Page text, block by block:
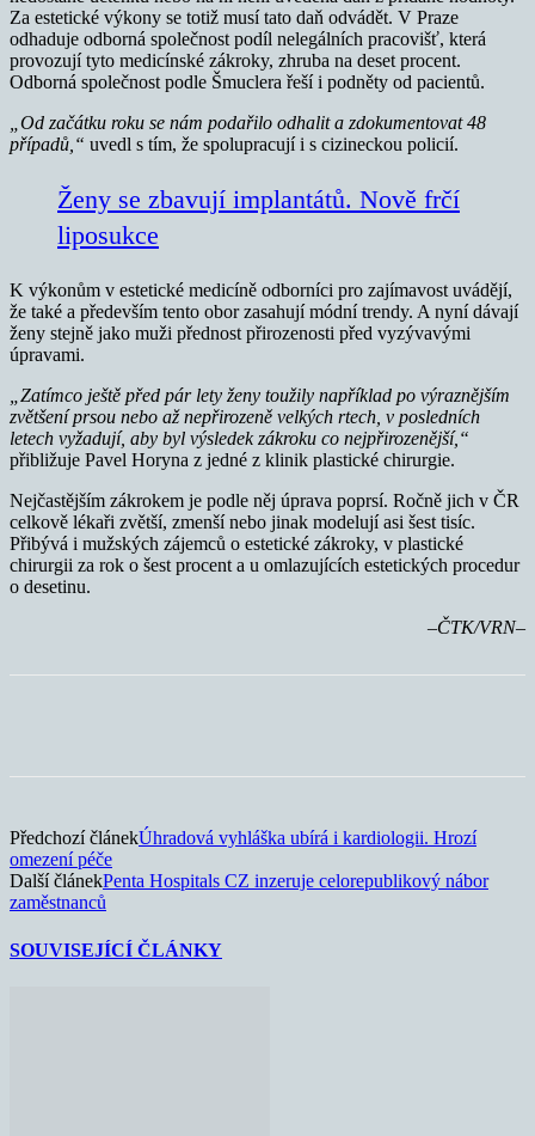
Za estetické výkony se totiž musí tato daň odvádět. V Praze
odhaduje odborná společnost podíl nelegálních pracovišť, která
provozují tyto medicínské zákroky, zhruba na deset procent.
Odborná společnost podle Šmuclera řeší i podněty od pacientů.
„Od začátku roku se nám podařilo odhalit a zdokumentovat 48
případů,“ uvedl s tím, že spolupracují i s cizineckou policií.
Ženy se zbavují implantátů. Nově frčí
liposukce
K výkonům v estetické medicíně odborníci pro zajímavost uvádějí,
že také a především tento obor zasahují módní trendy. A nyní dávají
ženy stejně jako muži přednost přirozenosti před vyzývavými
úpravami.
„Zatímco ještě před pár lety ženy toužily například po výraznějším
zvětšení prsou nebo až nepřirozeně velkých rtech, v posledních
letech vyžadují, aby byl výsledek zákroku co nejpřirozenější,“
přibližuje Pavel Horyna z jedné z klinik plastické chirurgie.
Nejčastějším zákrokem je podle něj úprava poprsí. Ročně jich v ČR
celkově lékaři zvětší, zmenší nebo jinak modelují asi šest tisíc.
Přibývá i mužských zájemců o estetické zákroky, v plastické
chirurgii za rok o šest procent a u omlazujících estetických procedur
o desetinu.
–ČTK/VRN–
Předchozí článekÚhradová vyhláška ubírá i kardiologii. Hrozí
omezení péče
Další článekPenta Hospitals CZ inzeruje celorepublikový nábor
zaměstnanců
SOUVISEJÍCÍ ČLÁNKY